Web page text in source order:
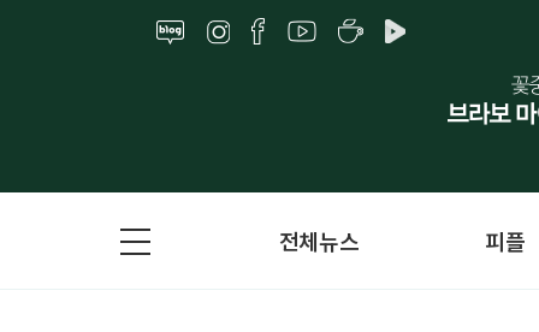
전체뉴스 피플